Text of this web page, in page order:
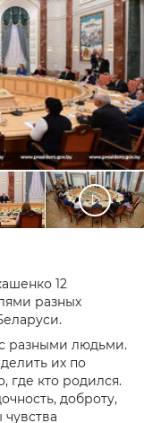
12
разных
разными людьми.
их по
где кто родился.
доброту,